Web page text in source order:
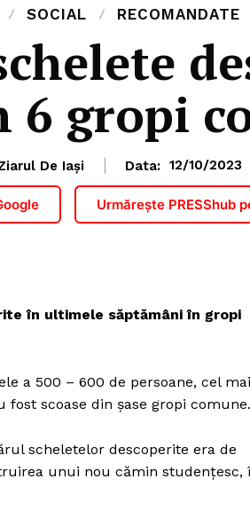
SOCIAL RECOMANDATE
6 gropi
De Iași Data: 12/10/2023
Urmărește PRESShub
în ultimele săptămâni în gropi
a 500 – 600 de persoane, cel mai
fost scoase din şase gropi comune.
scheletelor descoperite era de
unui nou cămin studenţesc,